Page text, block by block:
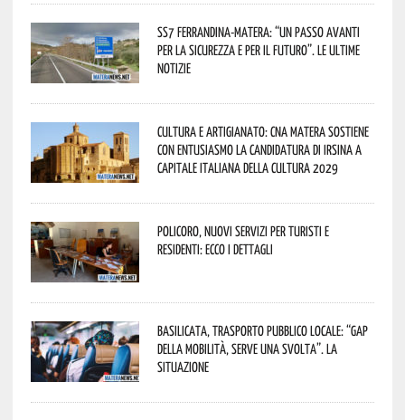
SS7 Ferrandina-Matera: “Un passo avanti
per la sicurezza e per il futuro”. Le ultime
notizie
Cultura e Artigianato: CNA Matera sostiene
con entusiasmo la candidatura di Irsina a
Capitale Italiana della Cultura 2029
Policoro, nuovi servizi per turisti e
residenti: ecco i dettagli
Basilicata, trasporto pubblico locale: “Gap
della mobilità, serve una svolta”. La
situazione